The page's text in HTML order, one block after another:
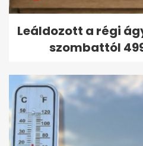
Leáldozott a régi
szombattól